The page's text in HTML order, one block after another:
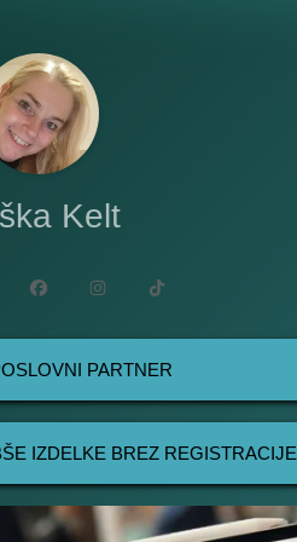
Kelt
PARTNER
IZDELKE BREZ REGISTRACIJE